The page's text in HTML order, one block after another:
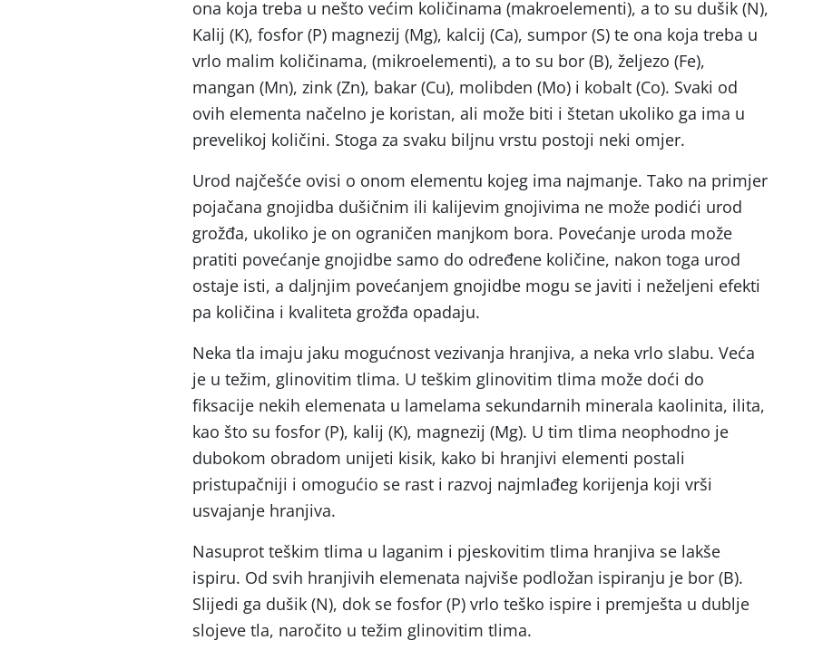
ona koja treba u nešto većim količinama (makroelementi), a to su dušik (N),
Kalij (K), fosfor (P) magnezij (Mg), kalcij (Ca), sumpor (S) te ona koja treba u
vrlo malim količinama, (mikroelementi), a to su bor (B), željezo (Fe),
mangan (Mn), zink (Zn), bakar (Cu), molibden (Mo) i kobalt (Co). Svaki od
ovih elementa načelno je koristan, ali može biti i štetan ukoliko ga ima u
prevelikoj količini. Stoga za svaku biljnu vrstu postoji neki omjer.
Urod najčešće ovisi o onom elementu kojeg ima najmanje. Tako na primjer
pojačana gnojidba dušičnim ili kalijevim gnojivima ne može podići urod
grožđa, ukoliko je on ograničen manjkom bora. Povećanje uroda može
pratiti povećanje gnojidbe samo do određene količine, nakon toga urod
ostaje isti, a daljnjim povećanjem gnojidbe mogu se javiti i neželjeni efekti
pa količina i kvaliteta grožđa opadaju.
Neka tla imaju jaku mogućnost vezivanja hranjiva, a neka vrlo slabu. Veća
je u težim, glinovitim tlima. U teškim glinovitim tlima može doći do
fiksacije nekih elemenata u lamelama sekundarnih minerala kaolinita, ilita,
kao što su fosfor (P), kalij (K), magnezij (Mg). U tim tlima neophodno je
dubokom obradom unijeti kisik, kako bi hranjivi elementi postali
pristupačniji i omogućio se rast i razvoj najmlađeg korijenja koji vrši
usvajanje hranjiva.
Nasuprot teškim tlima u laganim i pjeskovitim tlima hranjiva se lakše
ispiru. Od svih hranjivih elemenata najviše podložan ispiranju je bor (B).
Slijedi ga dušik (N), dok se fosfor (P) vrlo teško ispire i premješta u dublje
slojeve tla, naročito u težim glinovitim tlima.